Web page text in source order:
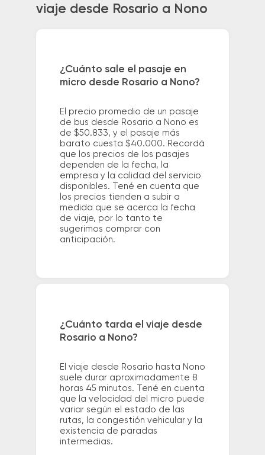
viaje desde Rosario a Nono
¿Cuánto sale el pasaje en
micro desde Rosario a Nono?
El precio promedio de un pasaje
de bus desde Rosario a Nono es
de $50.833, y el pasaje más
barato cuesta $40.000. Recordá
que los precios de los pasajes
dependen de la fecha, la
empresa y la calidad del servicio
disponibles. Tené en cuenta que
los precios tienden a subir a
medida que se acerca la fecha
de viaje, por lo tanto te
sugerimos comprar con
anticipación.
¿Cuánto tarda el viaje desde
Rosario a Nono?
El viaje desde Rosario hasta Nono
suele durar aproximadamente 8
horas 45 minutos. Tené en cuenta
que la velocidad del micro puede
variar según el estado de las
rutas, la congestión vehicular y la
existencia de paradas
intermedias.